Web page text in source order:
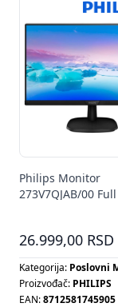
Philips Monitor
273V7QJAB/00
26.999,00 RSD
Kategorija: Poslovni
Proizvođač: PHILIPS
EAN:8712581745905